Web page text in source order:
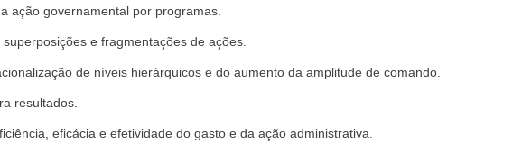
ação governamental por programas.
e fragmentações de ações.
de níveis hierárquicos e do aumento da amplitude de comando.
resultados.
eficácia e efetividade do gasto e da ação administrativa.